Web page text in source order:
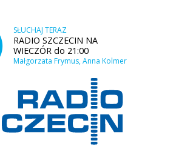
SŁUCHAJ TERAZ
RADIO SZCZECIN NA
WIECZÓR do 21:00
Małgorzata Frymus, Anna Kolmer